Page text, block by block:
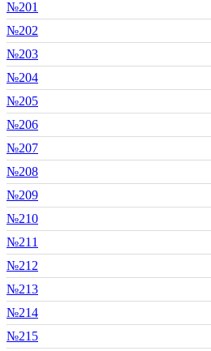
№201
№202
№203
№204
№205
№206
№207
№208
№209
№210
№211
№212
№213
№214
№215